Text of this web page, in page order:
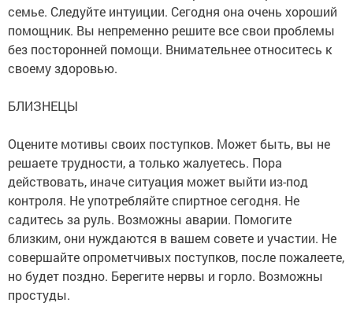
семье. Следуйте интуиции. Сегодня она очень хороший
помощник. Вы непременно решите все свои проблемы
без посторонней помощи. Внимательнее относитесь к
своему здоровью.
БЛИЗНЕЦЫ
Оцените мотивы своих поступков. Может быть, вы не
решаете трудности, а только жалуетесь. Пора
действовать, иначе ситуация может выйти из-под
контроля. Не употребляйте спиртное сегодня. Не
садитесь за руль. Возможны аварии. Помогите
близким, они нуждаются в вашем совете и участии. Не
совершайте опрометчивых поступков, после пожалеете,
но будет поздно. Берегите нервы и горло. Возможны
простуды.